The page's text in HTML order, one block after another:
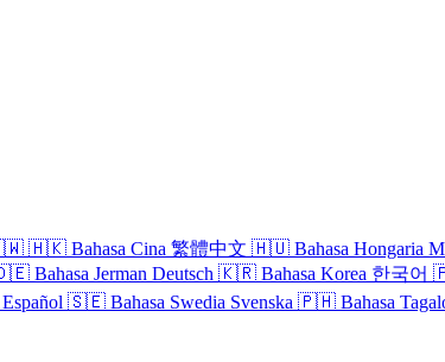
🇭🇰 Bahasa Cina 繁體中文 🇭🇺 Bahasa Hongaria
Bahasa Jerman Deutsch 🇰🇷 Bahasa Korea 한국어
Español 🇸🇪 Bahasa Swedia Svenska 🇵🇭 Bahasa